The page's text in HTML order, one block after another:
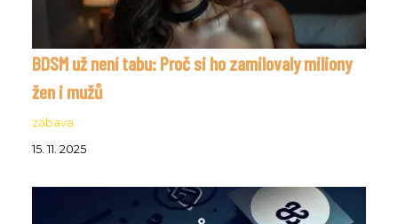
BDSM už není tabu: Proč si ho zamilovaly miliony
žen i mužů
zábava
15. 11. 2025